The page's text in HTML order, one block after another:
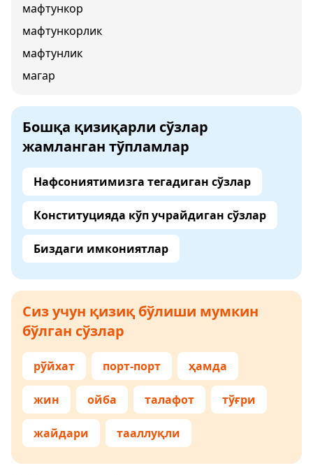
мафтункор
мафтункорлик
мафтунлик
магар
Бошқа қизиқарли сўзлар
жамланган тўпламлар
Нафсониятимизга тегадиган сўзлар
Конституцияда кўп учрайдиган сўзлар
Биздаги имкониятлар
Сиз учун қизиқ бўлиши мумкин
бўлган сўзлар
рўйхат порт-порт ҳамда
жин ойба талафот тўғри
жайдари тааллуқли